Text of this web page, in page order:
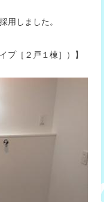
しました。
［２戸１棟］）】